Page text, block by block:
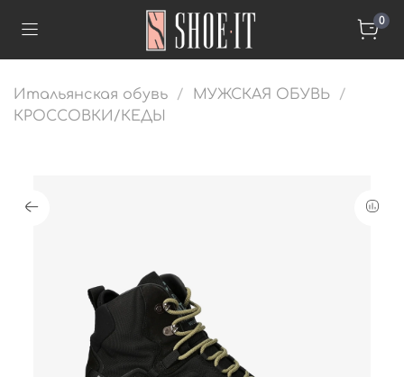
0
Итальянская обувь
МУЖСКАЯ ОБУВЬ
КРОССОВКИ/КЕДЫ